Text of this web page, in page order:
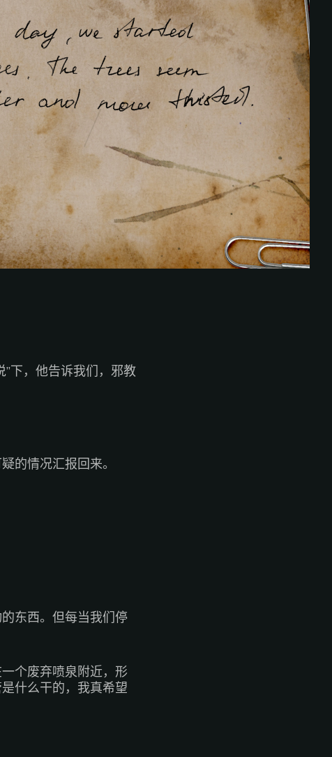
下，他告诉我们，邪教
的情况汇报回来。
东西。但每当我们停
个废弃喷泉附近，形
什么干的，我真希望